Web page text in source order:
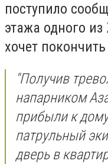
поступило
этажа одного
хочет
"Получив
напарником
прибыли к
патрульный
дверь в